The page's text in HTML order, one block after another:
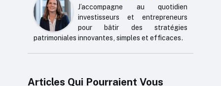
J’accompagne au quotidien
investisseurs et entrepreneurs
pour bâtir des stratégies
patrimoniales innovantes, simples et efficaces.
Articles Qui Pourraient Vous